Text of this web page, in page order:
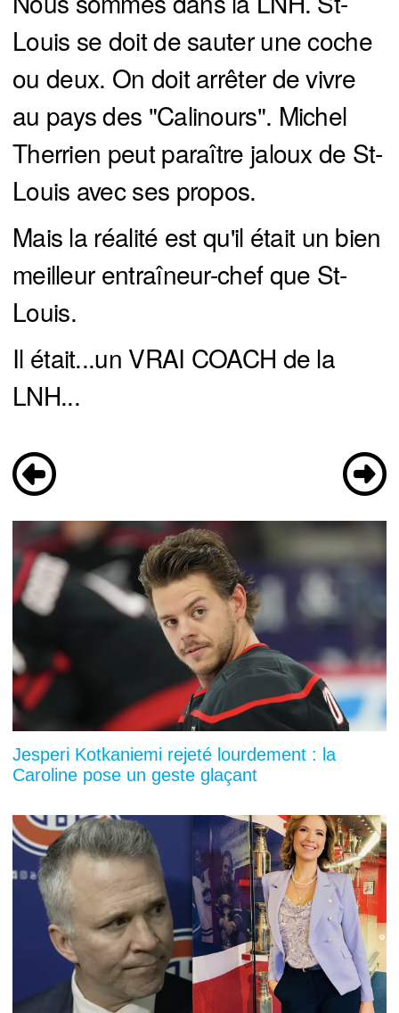
Louis se doit de sauter une coche
ou deux. On doit arrêter de vivre
au pays des "Calinours". Michel
Therrien peut paraître jaloux de St-
Louis avec ses propos.
Mais la réalité est qu'il était un bien
meilleur entraîneur-chef que St-
Louis.
Il était...un VRAI COACH de la
LNH...
Jesperi Kotkaniemi rejeté lourdement : la
Caroline pose un geste glaçant